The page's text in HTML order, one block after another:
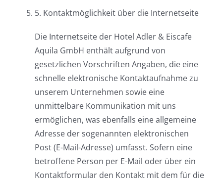
5. Kontaktmöglichkeit über die Internetseite
Die Internetseite der Hotel Adler & Eiscafe
Aquila GmbH enthält aufgrund von
gesetzlichen Vorschriften Angaben, die eine
schnelle elektronische Kontaktaufnahme zu
unserem Unternehmen sowie eine
unmittelbare Kommunikation mit uns
ermöglichen, was ebenfalls eine allgemeine
Adresse der sogenannten elektronischen
Post (E-Mail-Adresse) umfasst. Sofern eine
betroffene Person per E-Mail oder über ein
Kontaktformular den Kontakt mit dem für die